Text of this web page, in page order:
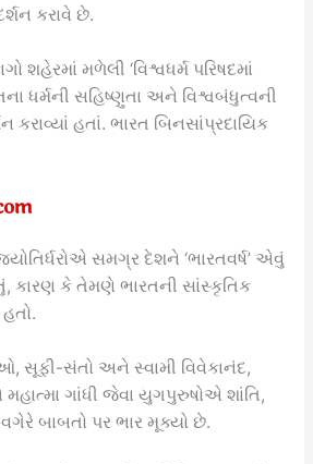
કરાવે છે.
મળેલી ‘વિશ્વધર્મ પરિષદમાં
ધર્મની સહિષ્ણુતા અને વિશ્વબંધુત્વની
કરાવ્યાં હતાં. ભારત બિનસાંપ્રદાયિક
સમગ્ર દેશને ‘ભારતવર્ષ’ એવું
કારણ કે તેમણે ભારતની સાંસ્કૃતિક
સૂફી-સંતો અને સ્વામી વિવેકાનંદ,
ગાંધી જેવા યુગપુરુષોએ શાંતિ,
બાબતો પર ભાર મૂક્યો છે.